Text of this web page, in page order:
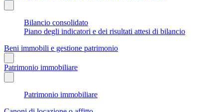
Bilancio consolidato
Piano degli indicatori e dei risultati attesi di bilancio
Beni immobili e gestione patrimonio
Patrimonio immobiliare
Patrimonio immobiliare